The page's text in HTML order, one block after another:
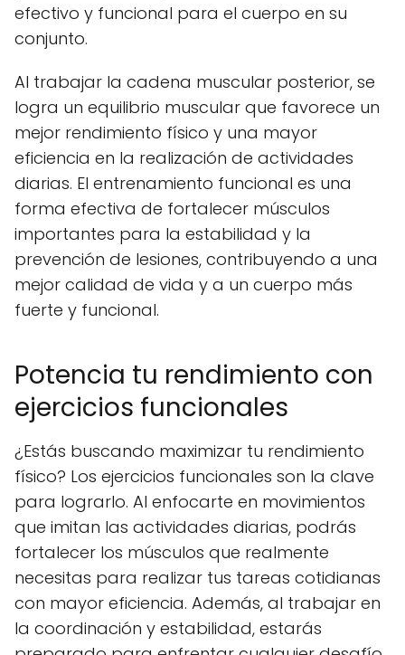
efectivo y funcional para el cuerpo en su
conjunto.
Al trabajar la cadena muscular posterior, se
logra un equilibrio muscular que favorece un
mejor rendimiento físico y una mayor
eficiencia en la realización de actividades
diarias. El entrenamiento funcional es una
forma efectiva de fortalecer músculos
importantes para la estabilidad y la
prevención de lesiones, contribuyendo a una
mejor calidad de vida y a un cuerpo más
fuerte y funcional.
Potencia tu rendimiento con
ejercicios funcionales
¿Estás buscando maximizar tu rendimiento
físico? Los ejercicios funcionales son la clave
para lograrlo. Al enfocarte en movimientos
que imitan las actividades diarias, podrás
fortalecer los músculos que realmente
necesitas para realizar tus tareas cotidianas
con mayor eficiencia. Además, al trabajar en
la coordinación y estabilidad, estarás